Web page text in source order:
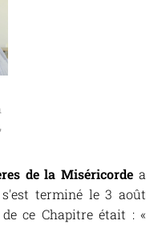
de la Miséricorde a
terminé le 3 août
ce Chapitre était : «